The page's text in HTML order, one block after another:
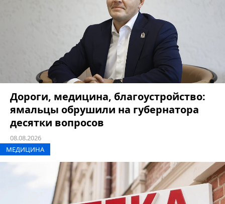
Дороги, медицина, благоустройство:
ямальцы обрушили на губернатора
десятки вопросов
08.08.2026
МЕДИЦИНА